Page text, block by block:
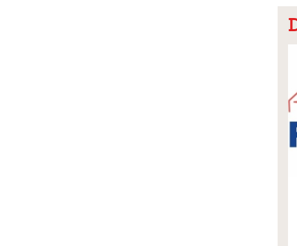
Signature de
convention Petite